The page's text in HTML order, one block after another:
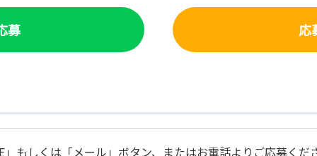
募 応
」もしくは「メール」ボタン、またはお電話よりご応募くだ